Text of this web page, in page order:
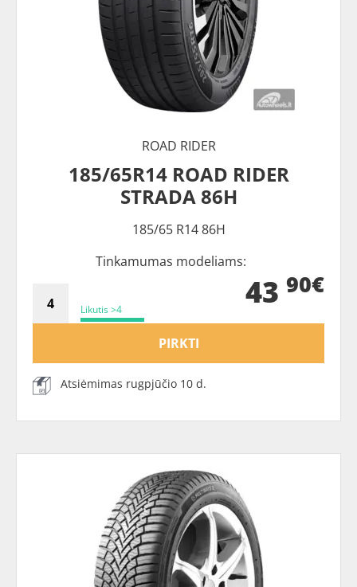
ROAD RIDER
185/65R14 ROAD RIDER
STRADA 86H
185/65 R14 86H
Tinkamumas modeliams:
Likutis >4 43 90€
PIRKTI
Atsiėmimas rugpjūčio 10 d.